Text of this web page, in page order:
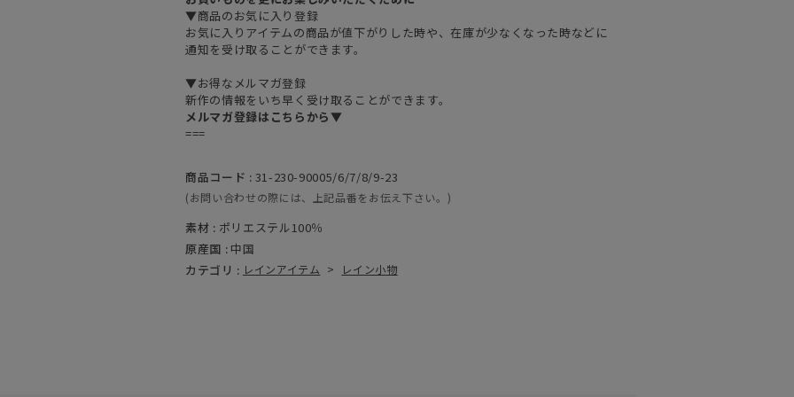
▼商品のお気に入り登録
お気に入りアイテムの商品が値下がりした時や、在庫が少なくなった時などに
通知を受け取ることができます。
▼お得なメルマガ登録
新作の情報をいち早く受け取ることができます。
メルマガ登録はこちらから▼
===
商品コード : 31-230-90005/6/7/8/9-23
(お問い合わせの際には、上記品番をお伝え下さい。)
素材 : ポリエステル100％
原産国 : 中国
カテゴリ : レインアイテム > レイン小物